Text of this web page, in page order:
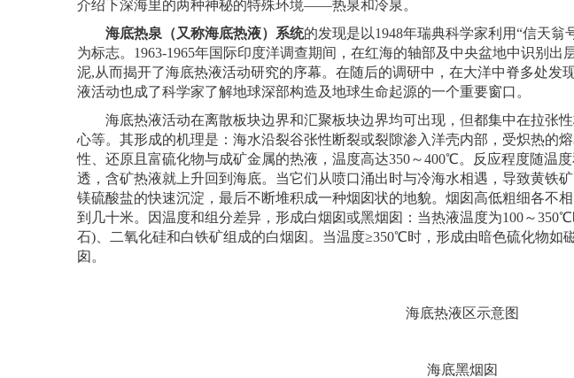
介绍下深海里的两种神秘的特殊环境——热泉和冷泉。
海底热泉（又称海底热液）系统的发现是以1948年瑞典科学家利用“信天翁
为标志。1963-1965年国际印度洋调查期间，在红海的轴部及中央盆地中识别
泥,从而揭开了海底热液活动研究的序幕。在随后的调研中，在大洋中脊多处发
液活动也成了科学家了解地球深部构造及地球生命起源的一个重要窗口。
海底热液活动在离散板块边界和汇聚板块边界均可出现，但都集中在拉张性
心等。其形成的机理是：海水沿裂谷张性断裂或裂隙渗入洋壳内部，受炽热的
性、还原且富硫化物与成矿金属的热液，温度高达350～400℃。反应程度随温
透，含矿热液就上升回到海底。当它们从喷口涌出时与冷海水相遇，导致黄铁
镁硫酸盐的快速沉淀，最后不断堆积成一种烟囱状的地貌。烟囱高低粗细各不
到几十米。因温度和组分差异，形成白烟囱或黑烟囱：当热液温度为100～
石)、二氧化硅和白铁矿组成的白烟囱。当温度≥350℃时，形成由暗色硫化物如
囱。
海底热液区示意图
海底黑烟囱